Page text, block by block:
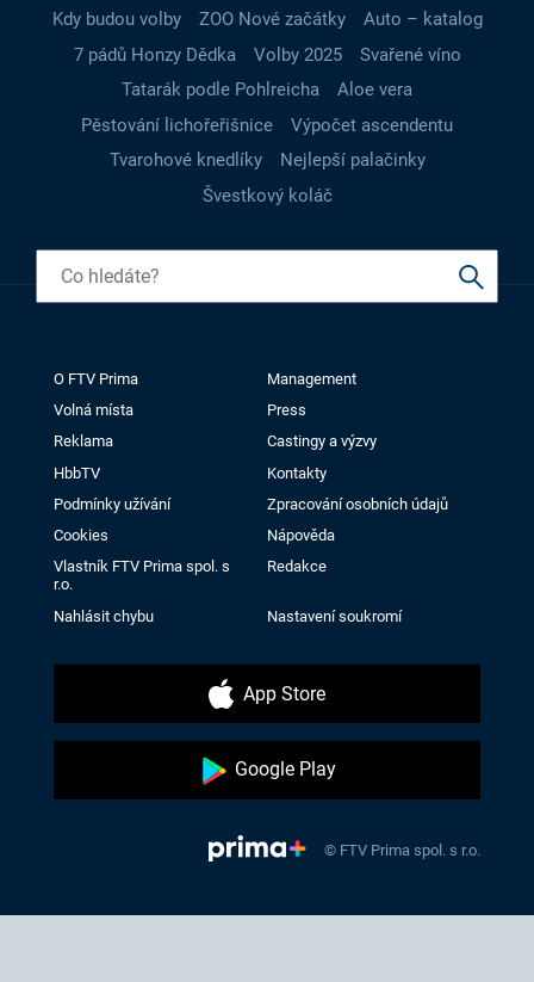
Kdy budou volby
ZOO Nové začátky
Auto – katalog
7 pádů Honzy Dědka
Volby 2025
Svařené víno
Tatarák podle Pohlreicha
Aloe vera
Pěstování lichořeřišnice
Výpočet ascendentu
Tvarohové knedlíky
Nejlepší palačinky
Švestkový koláč
O FTV Prima
Management
Volná místa
Press
Reklama
Castingy a výzvy
HbbTV
Kontakty
Podmínky užívání
Zpracování osobních údajů
Cookies
Nápověda
Vlastník FTV Prima spol. s
r.o.
Redakce
Nahlásit chybu Nastavení soukromí
App Store
Google Play
© FTV Prima spol. s r.o.